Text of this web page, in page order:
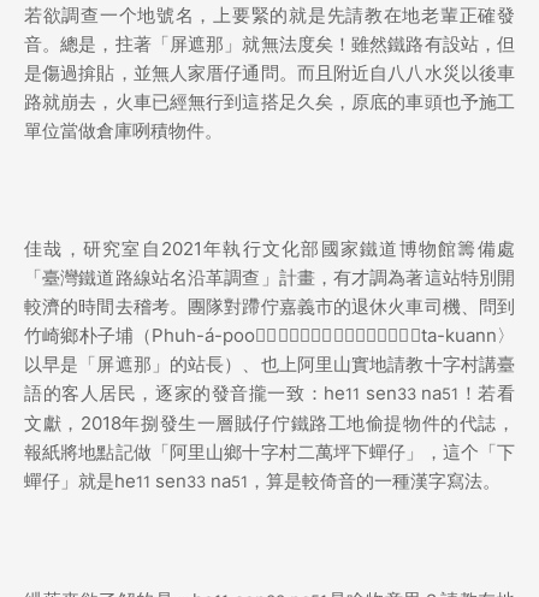
若欲調查一个地號名，上要緊的就是先請教在地老輩正確發
音。總是，拄著「屏遮那」就無法度矣！雖然鐵路有設站，但
是傷過揜貼，並無人家厝仔通問。而且附近自八八水災以後車
路就崩去，火車已經無行到這搭足久矣，原底的車頭也予施工
單位當做倉庫咧積物件。
佳哉，研究室自2021年執行文化部國家鐵道博物館籌備處
「臺灣鐵道路線站名沿革調查」計畫，有才調為著這站特別開
較濟的時間去稽考。團隊對蹛佇嘉義市的退休火車司機、問到
竹崎鄉朴子埔（Phuh-á-poo）𥴊仔店頭家娘（伊過身的大官〈ta-kuann〉
以早是「屏遮那」的站長）、也上阿里山實地請教十字村講臺
語的客人居民，逐家的發音攏一致：he11 sen33na51 ！若看
文獻，2018年捌發生一層賊仔佇鐵路工地偷提物件的代誌，
報紙將地點記做「阿里山鄉十字村二萬坪下蟬仔」，這个「下
蟬仔」就是he11 sen33 na51 ，算是較倚音的一種漢字寫法。